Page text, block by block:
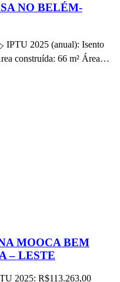
NO BELÉM-
2025 (anual): Isento
construída: 66 m² Área…
MOOCA BEM
– LESTE
2025: R$113.263,00